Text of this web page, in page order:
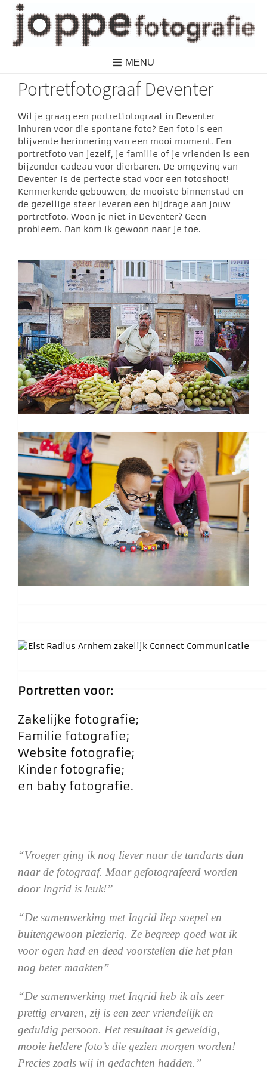
MENU
Portretfotograaf Deventer
Wil je graag een portretfotograaf in Deventer
inhuren voor die spontane foto? Een foto is een
blijvende herinnering van een mooi moment. Een
portretfoto van jezelf, je familie of je vrienden is een
bijzonder cadeau voor dierbaren. De omgeving van
Deventer is de perfecte stad voor een fotoshoot!
Kenmerkende gebouwen, de mooiste binnenstad en
de gezellige sfeer leveren een bijdrage aan jouw
portretfoto. Woon je niet in Deventer? Geen
probleem. Dan kom ik gewoon naar je toe.
Portretten voor:
Zakelijke fotografie;
Familie fotografie;
Website fotografie;
Kinder fotografie;
en baby fotografie.
“Vroeger ging ik nog liever naar de tandarts dan
naar de fotograaf. Maar gefotografeerd worden
door Ingrid is leuk!”
“De samenwerking met Ingrid liep soepel en
buitengewoon plezierig. Ze begreep goed wat ik
voor ogen had en deed voorstellen die het plan
nog beter maakten”
“De samenwerking met Ingrid heb ik als zeer
prettig ervaren, zij is een zeer vriendelijk en
geduldig persoon. Het resultaat is geweldig,
mooie heldere foto’s die gezien morgen worden!
Precies zoals wij in gedachten hadden.”